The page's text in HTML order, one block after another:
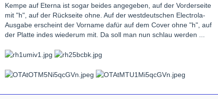
Kempe auf Eterna ist sogar beides angegeben, auf der Vorderseite
mit "h", auf der Rückseite ohne. Auf der westdeutschen Electrola-
Ausgabe erscheint der Vorname dafür auf dem Cover ohne "h", auf
der Platte indes wiederum mit. Da soll man nun schlau werden ...